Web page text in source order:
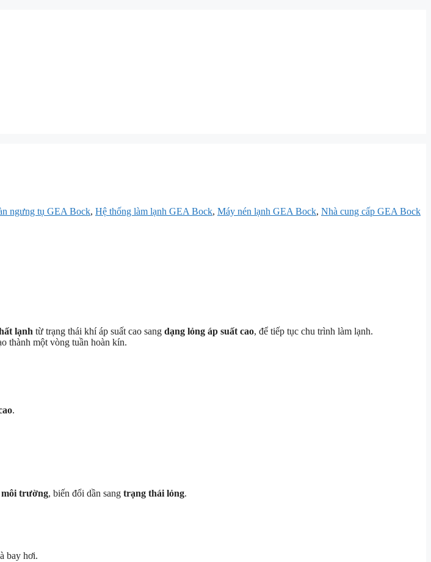
ngưng tụ GEA Bock, Hệ thống làm lạnh GEA Bock, Máy nén lạnh GEA Bock, Nhà cung cấp GEA Bock
lạnh từ trạng thái khí áp suất cao sang dạng lỏng áp suất cao, để tiếp tục chu trình làm lạnh.
thành một vòng tuần hoàn kín.
.
trường, biến đổi dần sang trạng thái lỏng.
bay hơi.